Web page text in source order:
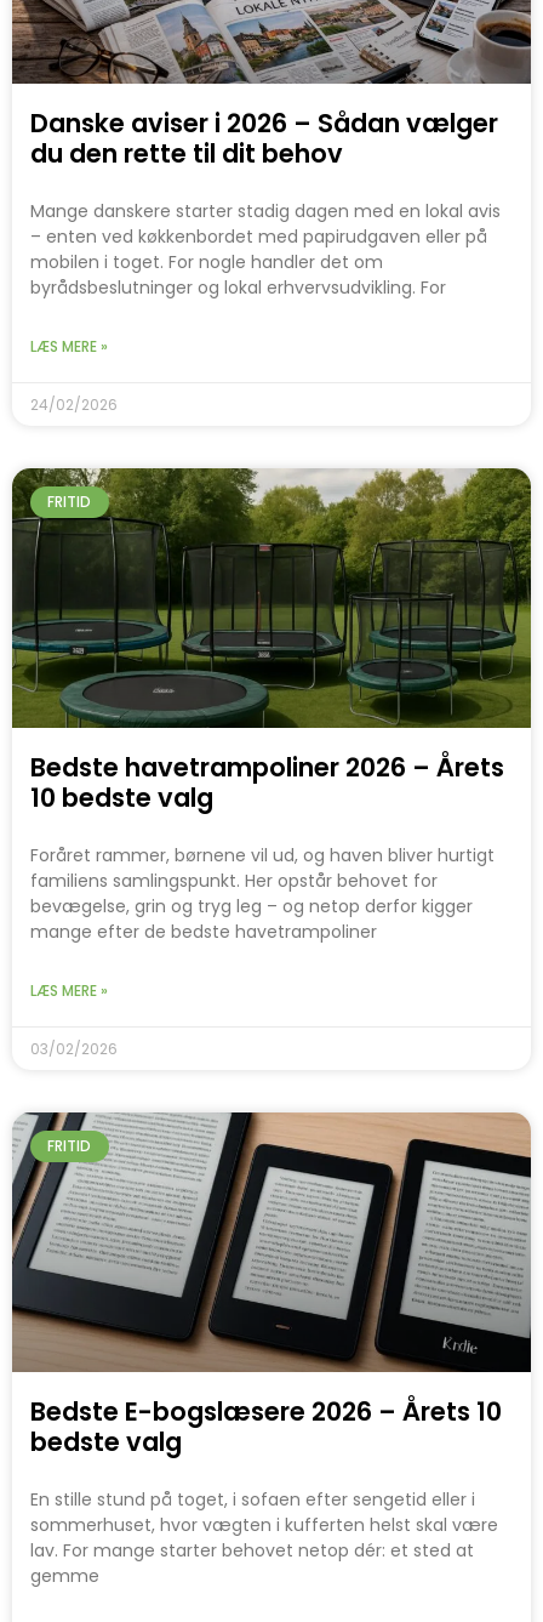
Danske aviser i 2026 – Sådan vælger
du den rette til dit behov
Mange danskere starter stadig dagen med en lokal avis
– enten ved køkkenbordet med papirudgaven eller på
mobilen i toget. For nogle handler det om
byrådsbeslutninger og lokal erhvervsudvikling. For
LÆS MERE »
24/02/2026
FRITID
Bedste havetrampoliner 2026 – Årets
10 bedste valg
Foråret rammer, børnene vil ud, og haven bliver hurtigt
familiens samlingspunkt. Her opstår behovet for
bevægelse, grin og tryg leg – og netop derfor kigger
mange efter de bedste havetrampoliner
LÆS MERE »
03/02/2026
FRITID
Bedste E-bogslæsere 2026 – Årets 10
bedste valg
En stille stund på toget, i sofaen efter sengetid eller i
sommerhuset, hvor vægten i kufferten helst skal være
lav. For mange starter behovet netop dér: et sted at
gemme